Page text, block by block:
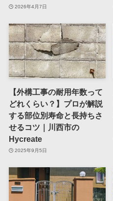
2026年4月7日
【外構工事の耐用年数って
どれくらい？】プロが解説
する部位別寿命と長持ちさ
せるコツ｜川西市の
Hycreate
2025年9月5日